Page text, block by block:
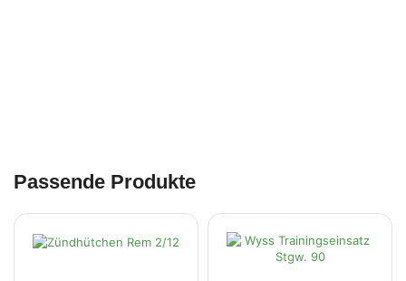
Passende Produkte